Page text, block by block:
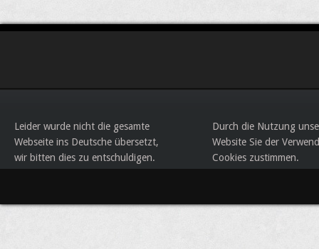
Leider wurde nicht die gesamte
Webseite ins Deutsche übersetzt,
wir bitten dies zu entschuldigen.
Durch die Nutzung
Website Sie der
Cookies zustimmen.